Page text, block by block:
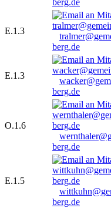
berg.de
E.1.3
berg.de
E.1.3
berg.de
O.1.6
berg.de
E.1.5
berg.de